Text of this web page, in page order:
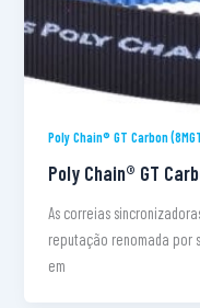
Poly Chain® GT Carbon
Poly Chain® GT
As correias
reputação renomada por
em